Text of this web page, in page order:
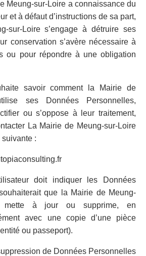
Meung-sur-Loire a connaissance du
et à défaut d’instructions de sa part,
sur-Loire s’engage à détruire ses
conservation s’avère nécessaire à
ou pour répondre à une obligation
savoir comment la Mairie de
ses Données Personnelles,
ou s’oppose à leur traitement,
La Mairie de Meung-sur-Loire
suivante :
doit indiquer les Données
que la Mairie de Meung-
mette à jour ou supprime, en
avec une copie d’une pièce
ou passeport).
de Données Personnelles